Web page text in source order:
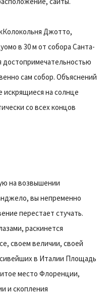
Джотто,
в 30 м от собора Санта-
сам собор. Объяснений
искрящиеся на солнце
со всех концов
на возвышении
вы непременно
перестает стучать.
раскинется
своем величии, своей
в Италии Площадь
место Флоренции,
и скопления